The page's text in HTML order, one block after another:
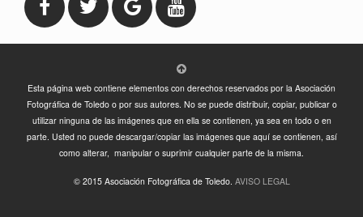
Esta página web contiene elementos con derechos reservados por la Asociación
Fotográfica de Toledo o por sus autores. No se puede distribuir, copiar, publicar o
utilizar ninguna de las imágenes que en ella se contienen, ya sea en todo o en
parte. Usted no puede descargar/copiar las imágenes que aquí se contienen, así
como alterar, manipular o suprimir cualquier parte de la misma.
© 2015 Asociación Fotográfica de Toledo. AVISO LEGAL